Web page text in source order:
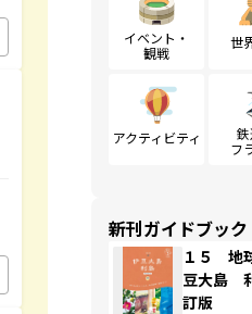
イベント・
観戦
世
アクティビティ
鉄
フ
新刊ガイドブック
１５ 地
豆大島
訂版